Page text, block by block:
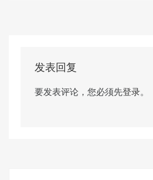
发表回复
要发表评论，您必须先登录。